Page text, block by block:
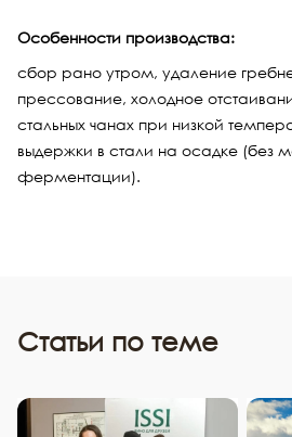
Особенности производства:
сбор рано утром, удаление
прессование, холодное
стальных чанах при низкой
выдержки в стали на осадке (без
ферментации).
Статьи по теме